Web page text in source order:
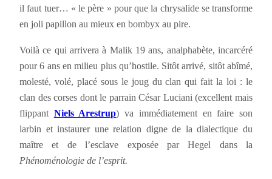
il faut tuer… « le père » pour que la chrysalide se transforme
en joli papillon au mieux en bombyx au pire.
Voilà ce qui arrivera à Malik 19 ans, analphabète, incarcéré
pour 6 ans en milieu plus qu’hostile. Sitôt arrivé, sitôt abîmé,
molesté, volé, placé sous le joug du clan qui fait la loi : le
clan des corses dont le parrain César Luciani (excellent mais
flippant Niels Arestrup) va immédiatement en faire son
larbin et instaurer une relation digne de la dialectique du
maître et de l’esclave exposée par Hegel dans la
Phénoménologie de l’esprit.